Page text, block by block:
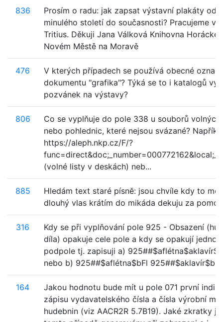
836
Prosím o radu: jak zapsat výstavní plakáty od
minulého století do současnosti? Pracujeme v
Tritius. Děkuji Jana Válková Knihovna Horácké
Novém Městě na Moravě
476
V kterých případech se používá obecné
dokumentu "grafika"? Týká se to i katalogů
pozvánek na výstavy?
806
Co se vyplňuje do pole 338 u souborů volných
nebo pohlednic, které nejsou svázané?
https://aleph.nkp.cz/F/?
(volné listy v deskách) neb...
885
Hledám text staré písně: jsou chvíle kdy to
dlouhý vlas krátím do mikáda dekuju za
316
Kdy se při vyplňování pole 925 - Obsazení
díla) opakuje cele pole a kdy se opakují
podpole tj. zapisuji a)
nebo b) 925##$aflétna$bFl
164
Jakou hodnotu bude mít u pole 071 první
zápisu vydavatelského čísla a čísla výrobní
hudebnin (viz AACR2R 5.7B19). Jaké zkratky